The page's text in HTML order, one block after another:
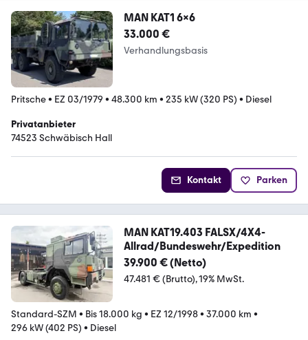
MAN KAT1 6x6
33.000 €
Verhandlungsbasis
Pritsche• EZ 03/1979 • 48.300 km • 235 kW (320 PS) • Diesel
Privatanbieter
74523 Schwäbisch Hall
Kontakt Parken
MAN KAT19.403 FALSX/4X4-
Allrad/Bundeswehr/Expedition
39.900 € (Netto)
47.481 € (Brutto) 19% MwSt.
Standard-SZM • Bis 18.000 kg • EZ 12/1998• 37.000 km •
296 kW (402 PS) • Diesel